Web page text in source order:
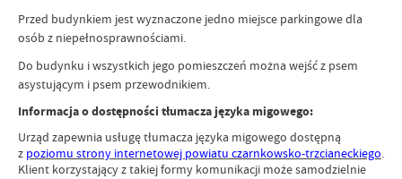
Przed budynkiem jest wyznaczone jedno miejsce parkingowe dla
osób z niepełnosprawnościami.
Do budynku i wszystkich jego pomieszczeń można wejść z psem
asystującym i psem przewodnikiem.
Informacja o dostępności tłumacza języka migowego:
Urząd zapewnia usługę tłumacza języka migowego dostępną
z poziomu strony internetowej powiatu czarnkowsko-trzcianeckiego.
Klient korzystający z takiej formy komunikacji może samodzielnie